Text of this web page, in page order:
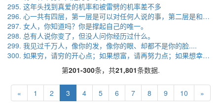
295. 这年头找到真爱的机率和被雷劈的机率差不多
296. 心一共有四层，第一层是可以对任何人说的事，第二层是和我朋友说的事，第三层是最好的朋友说的事，第四层留着给自己.
297. 女人，你知道吗？你是撑起自己的唯一。
298. 总有人说你变了，但没人问你经历过什么。
299. 我见过千万人，像你的发，像你的眼、却都不是你的脸....
300. 如果穷，请穷的开心点；如果想富，请再努力点；如果想幸福，请再付出多一点。每个人都应该有自己最好的选择，但千万别后悔，远离抱怨，学会感恩，你便收获了世间最美的一道风景。
第201-300条，共21,801条数据.
« 1 2 3 4 5 6 7 8 9 10 »